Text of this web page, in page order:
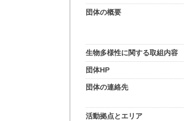
団体の概要
生物多様性に関する取組内容
団体HP
団体の連絡先
活動拠点とエリア